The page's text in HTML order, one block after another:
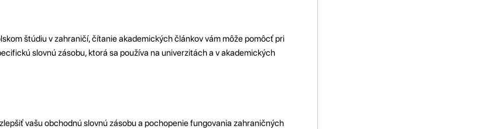
štúdiu v zahraničí, čítanie akademických článkov vám môže pomôcť pri
slovnú zásobu, ktorá sa používa na univerzitách a v akademických
vašu obchodnú slovnú zásobu a pochopenie fungovania zahraničných